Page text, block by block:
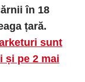
în 18
țară.
sunt
și pe 2 mai